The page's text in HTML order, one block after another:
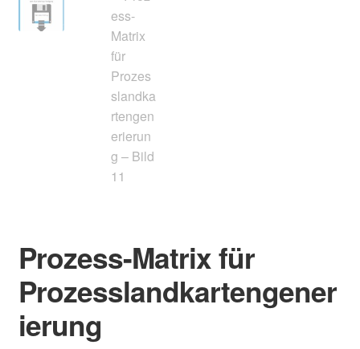
Prozess-Matrix für
Prozesslandkartengener
ierung